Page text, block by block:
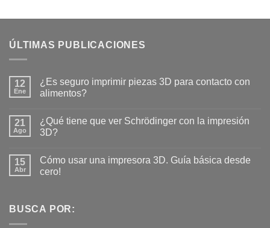
con
ÚLTIMAS PUBLICACIONES
12
Ene
¿Es seguro imprimir piezas 3D para contacto con
alimentos?
comentarios
en
¿Es
piezas
3D
para
21
Ago
¿Qué tiene que ver Schrödinger con la impresión
3D?
comentarios
en
¿Qué
Schrödinger
15
Abr
Cómo usar una impresora 3D. Guía básica desde
cero!
en
BUSCA POR: